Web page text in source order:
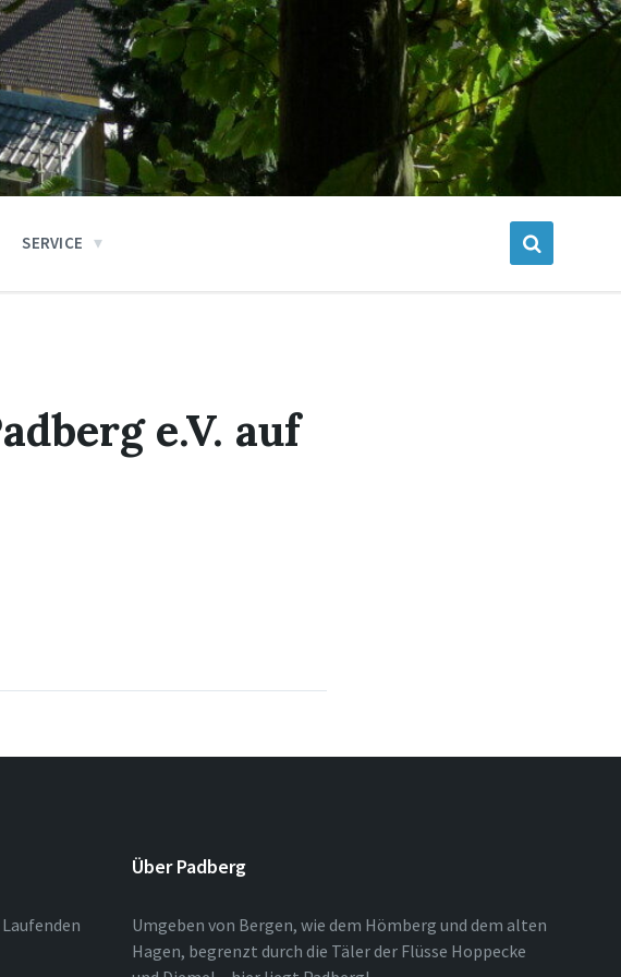
SERVICE
e.V. auf
Über Padberg
Umgeben von Bergen, wie dem Hömberg und dem alten
Hagen, begrenzt durch die Täler der Flüsse Hoppecke